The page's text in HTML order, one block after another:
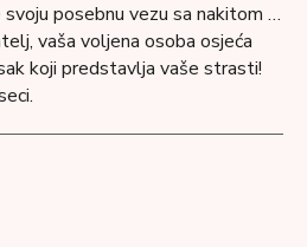
posebnu vezu sa nakitom …
vaša voljena osoba osjeća
koji predstavlja vaše strasti!